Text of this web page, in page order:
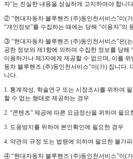
자”는 진실한 내용을 성실하게 고지하여야 합니
② “현대자동차 블루핸즈 (주)동인천서비스”이(
“개인정보”를 수집하는 때에는 당해 “이용자”의
③ “현대자동차 블루핸즈 (주)동인천서비스”은(
공한 정보와 제1항에 의하여 수집한 정보를 당해
이용하거나 제3자에게 제공할 수 없으며, 이를
동차 블루핸즈 (주)동인천서비스”이(가) 집니다.
니다.
1. 통계작성, 학술연구 또는 시장조사를 위하여
할 수 없는 형태로 제공하는 경우
2. “콘텐츠” 제공에 따른 요금정산을 위하여 필요
3. 도용방지를 위하여 본인확인에 필요한 경우
4. 약관의 규정 또는 법령에 의하여 필요한 불가
④ “현대자동차 블루핸즈 (주)동인천서비스”이(